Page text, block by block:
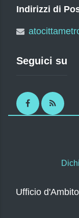
Indirizzi di
Seguici su
FacebookRSS
Ufficio